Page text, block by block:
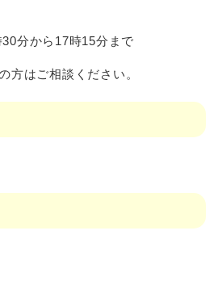
分から17時15分まで
方はご相談ください。